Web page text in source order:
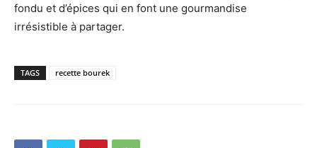
fondu et d’épices qui en font une gourmandise
irrésistible à partager.
TAGS recette bourek